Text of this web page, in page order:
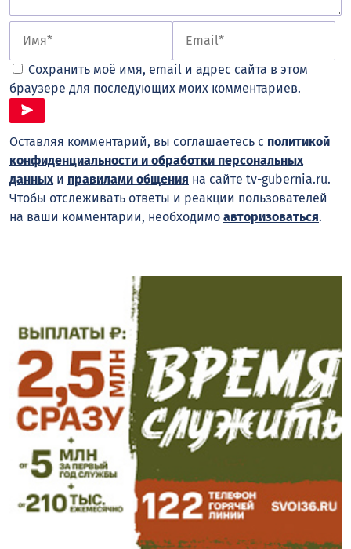
Сохранить моё имя, email и адрес сайта в этом
браузере для последующих моих комментариев.
Оставляя комментарий, вы соглашаетесь с политикой
конфиденциальности и обработки персональных
данныхи правилами общения на сайте tv-gubernia.ru.
Чтобы отслеживать ответы и реакции пользователей
на ваши комментарии, необходимо авторизоваться.